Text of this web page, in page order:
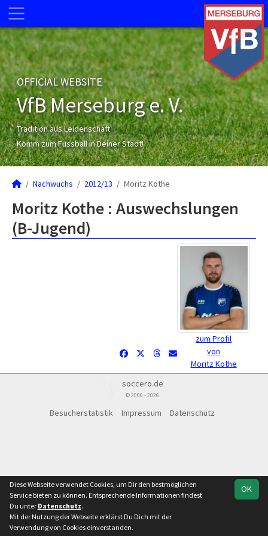
OFFICIAL WEBSITE
VfB Merseburg e. V.
Tradition aus Leidenschaft
Komm zum Fussball in Deiner Stadt!
Nachwuchs 2012/13 Moritz Kothe
Moritz Kothe : Auswechslungen
(B-Jugend)
zum Profil
von
Moritz Kothe
soccero.de
© 2006 - 2026
Besucherstatistik Impressum Datenschutz
OK
Diese Webseite verwendet Cookies, um Dir den bestmöglichen
Service bieten zu können. Entsprechende Informationen findest
Du unter Datenschutz.
Mit der Nutzung der Webseite erklärst Du Dich mit der
Verwendung von Cookies einverstanden.